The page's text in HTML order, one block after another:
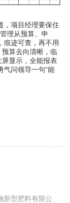
项目经理要保住
理从预算、申
痕迹可查，再不用
算去向清晰，临
显示，全能报表
气问领导一句“能
新型肥料有限公